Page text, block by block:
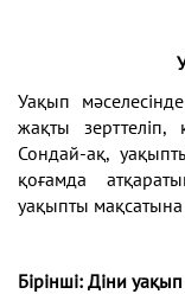
Уақып
жақты зерттеліп,
Сондай-ақ,
қоғамда
уақыпты
Бірінші: Діни уақып